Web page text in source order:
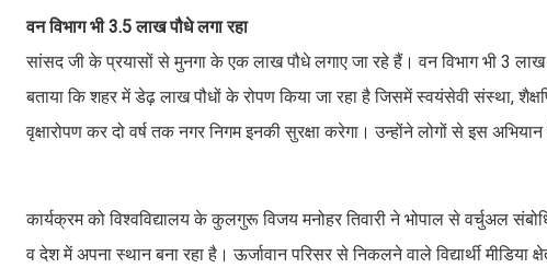
वन विभाग भी 3.5 लाख पौधे लगा रहा
सांसद जी के प्रयासों से मुनगा के एक लाख पौधे लगाए जा रहे हैं। वन विभाग भी 3
बताया कि शहर में डेढ़ लाख पौधों के रोपण किया जा रहा है जिसमें स्वयंसेवी संस्था,
वृक्षारोपण कर दो वर्ष तक नगर निगम इनकी सुरक्षा करेगा। उन्होंने लोगों से इस
कार्यक्रम को विश्वविद्यालय के कुलगुरू विजय मनोहर तिवारी ने भोपाल से वर्चुअल
व देश में अपना स्थान बना रहा है। ऊर्जावान परिसर से निकलने वाले विद्यार्थी मीडिया